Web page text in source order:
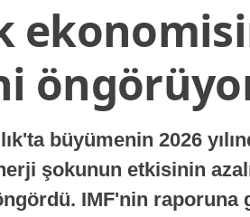
büyümenin 2026
şokunun etkisinin
IMF'nin raporuna